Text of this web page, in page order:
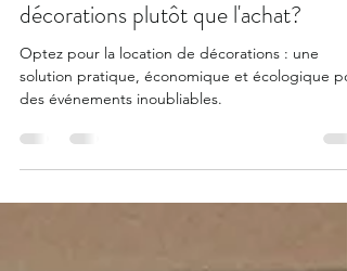
NG Célébrations
19 févr. 2025
3 min de lecture
Pourquoi opter pour la location de
décorations plutôt que l'achat?
Optez pour la location de décorations : une